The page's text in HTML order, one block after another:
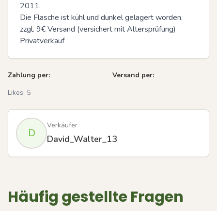
2011.
Die Flasche ist kühl und dunkel gelagert worden.
zzgl. 9€ Versand (versichert mit Altersprüfung)
Privatverkauf
Zahlung per:
Versand per:
Likes: 5
D
Verkäufer
David_Walter_13
Häufig gestellte Fragen